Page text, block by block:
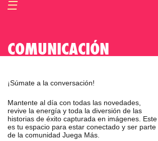
COMUNICACIÓN
¡Súmate a la conversación!
Mantente al día con todas las novedades,
revive la energía y toda la diversión de las
historias de éxito capturada en imágenes. Este
es tu espacio para estar conectado y ser parte
de la comunidad Juega Más.